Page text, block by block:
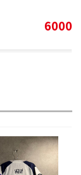
6000